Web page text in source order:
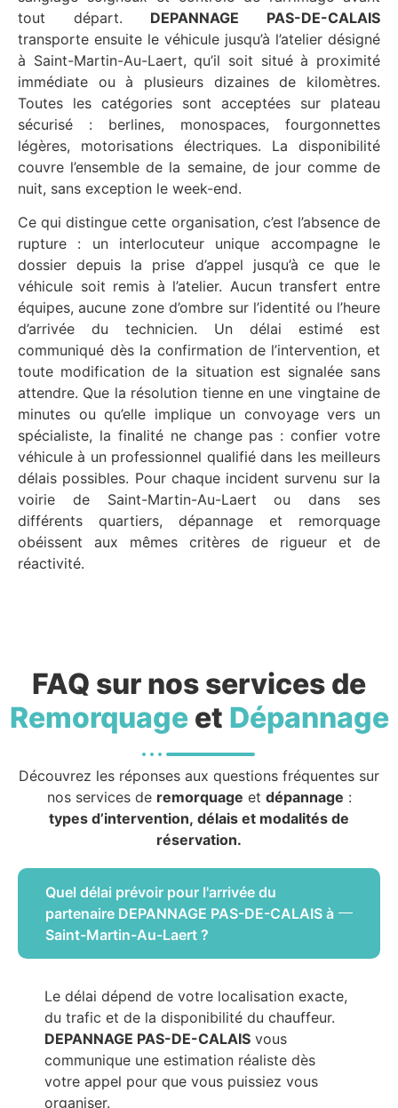
tout départ. DEPANNAGE PAS-DE-CALAIS
transporte ensuite le véhicule jusqu’à l’atelier désigné
à Saint-Martin-Au-Laert, qu’il soit situé à proximité
immédiate ou à plusieurs dizaines de kilomètres.
Toutes les catégories sont acceptées sur plateau
sécurisé : berlines, monospaces, fourgonnettes
légères, motorisations électriques. La disponibilité
couvre l’ensemble de la semaine, de jour comme de
nuit, sans exception le week-end.
Ce qui distingue cette organisation, c’est l’absence de
rupture : un interlocuteur unique accompagne le
dossier depuis la prise d’appel jusqu’à ce que le
véhicule soit remis à l’atelier. Aucun transfert entre
équipes, aucune zone d’ombre sur l’identité ou l’heure
d’arrivée du technicien. Un délai estimé est
communiqué dès la confirmation de l’intervention, et
toute modification de la situation est signalée sans
attendre. Que la résolution tienne en une vingtaine de
minutes ou qu’elle implique un convoyage vers un
spécialiste, la finalité ne change pas : confier votre
véhicule à un professionnel qualifié dans les meilleurs
délais possibles. Pour chaque incident survenu sur la
voirie de Saint-Martin-Au-Laert ou dans ses
différents quartiers, dépannage et remorquage
obéissent aux mêmes critères de rigueur et de
réactivité.
FAQ sur nos services de
Remorquageet Dépannage
Découvrez les réponses aux questions fréquentes sur
nos services de remorquage et dépannage :
types d’intervention, délais et modalités de
réservation.
Quel délai prévoir pour l'arrivée du
partenaire DEPANNAGE PAS-DE-CALAIS à
Saint-Martin-Au-Laert ?
Le délai dépend de votre localisation exacte,
du trafic et de la disponibilité du chauffeur.
DEPANNAGE PAS-DE-CALAIS vous
communique une estimation réaliste dès
votre appel pour que vous puissiez vous
organiser.